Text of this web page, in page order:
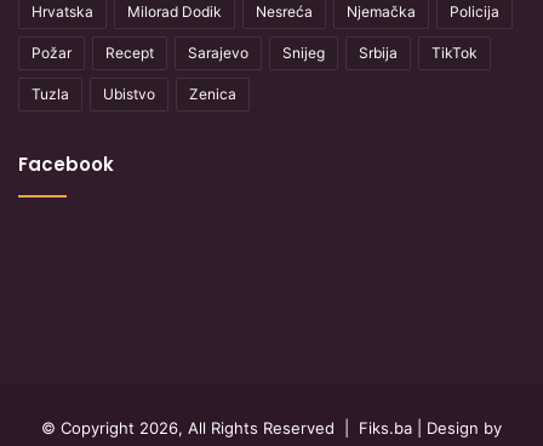
Hrvatska Milorad Dodik Nesreća Njemačka Policija
Požar Recept Sarajevo Snijeg Srbija TikTok
Tuzla Ubistvo Zenica
Facebook
© Copyright 2026, All Rights Reserved | Fiks.ba | Design by